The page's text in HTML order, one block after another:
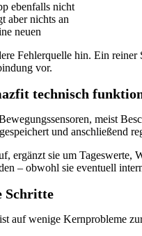
ebenfalls nicht
aber nichts an
neuen
Fehlerquelle hin. Ein
vor.
technisch
meist
und anschließend
ergänzt sie um Tageswerte,
– obwohl sie eventuell
Schritte
auf wenige Kernprobleme